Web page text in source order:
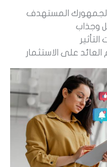
لجمهورك المستهدف
وجذاب
على الاستثمار